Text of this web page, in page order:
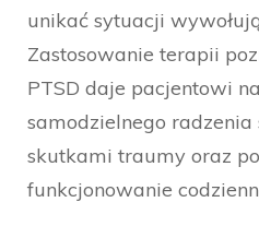
unikać sytuacji
Zastosowanie terapii
PTSD daje pacjentowi
samodzielnego
skutkami traumy oraz
funkcjonowanie